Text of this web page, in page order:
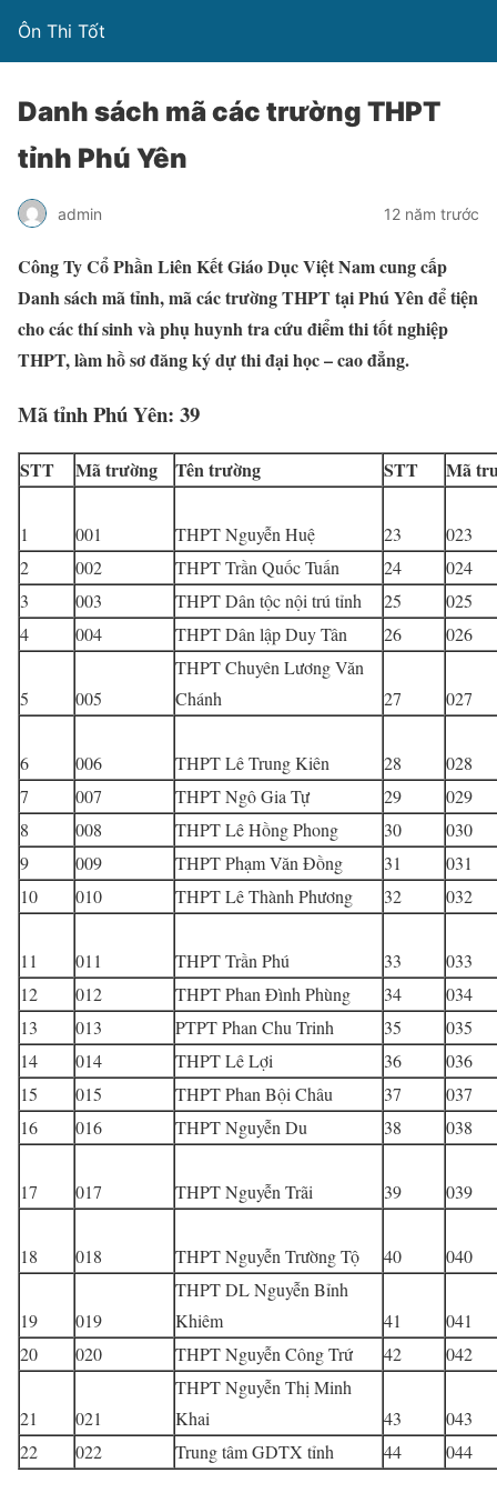
Ôn Thi Tốt
Danh sách mã các trường THPT
tỉnh Phú Yên
admin 12 năm trước
Công Ty Cổ Phần Liên Kết Giáo Dục Việt Nam cung cấp
Danh sách mã tỉnh, mã các trường THPT tại Phú Yên để tiện
cho các thí sinh và phụ huynh tra cứu điểm thi tốt nghiệp
THPT, làm hồ sơ đăng ký dự thi đại học – cao đẳng.
Mã tỉnh Phú Yên: 39
STT Mã trường Tên trường STT Mã
1 001 THPT Nguyễn Huệ 23
023
2
002 THPT Trần Quốc Tuấn 24
024
3
003 THPT Dân tộc nội trú tỉnh 25
025
4
004 THPT Dân lập Duy Tân 26 026
5 005
THPT Chuyên Lương Văn
Chánh
27 027
6 006 THPT Lê Trung Kiên 28
028
7
007 THPT Ngô Gia Tự 29
029
8
008 THPT Lê Hồng Phong 30
030
9
009 THPT Phạm Văn Đồng 31
031
10
010 THPT Lê Thành Phương 32 032
11 011 THPT Trần Phú 33
033
12
012 THPT Phan Đình Phùng 34
034
13
013 PTPT Phan Chu Trinh 35
035
14
014 THPT Lê Lợi 36
036
15
015 THPT Phan Bội Châu 37
037
16
016 THPT Nguyễn Du 38 038
17 017 THPT Nguyễn Trãi 39 039
18 018 THPT Nguyễn Trường Tộ 40 040
19 019
THPT DL Nguyễn Bỉnh
Khiêm
41
041
20
020 THPT Nguyễn Công Trứ 42 042
21 021
THPT Nguyễn Thị Minh
Khai
43
043
22
022 Trung tâm GDTX tỉnh 44 044